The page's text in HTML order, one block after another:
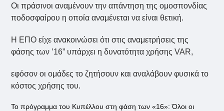
Οι πράσινοι αναμένουν την απάντηση της ομοσπονδίας
ποδοσφαίρου η οποία αναμένεται να είναι θετική.
Η ΕΠΟ είχε ανακοινώσει ότι στις αναμετρήσεις της
φάσης των ’16” υπάρχει η δυνατότητα χρήσης VAR,
εφόσον οι ομάδες το ζητήσουν και αναλάβουν φυσικά το
κόστος χρήσης του.
Το πρόγραμμα του Κυπέλλου στη φάση των «16»: Όλοι οι